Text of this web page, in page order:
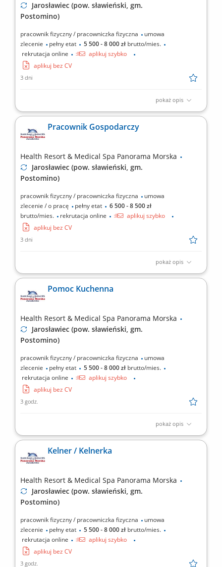
Jarosławiec (pow. sławieński, gm.
Postomino)
pracownik fizyczny / pracowniczka fizyczna
umowa
zlecenie
pełny etat 5 500 - 8 000 zł brutto/mies.
rekrutacja online
aplikuj szybko
aplikuj bez CV
3 dni
pokaż opis
Zakres obowiązków: sprzątanie i przygotowywanie pokoi
pomoc w kuchni, wykonywanie innych zadań związanych z
bieżącą obsługą hotelu.
Pracownik Gospodarczy
Health Resort & Medical Spa Panorama Morska
Jarosławiec (pow. sławieński, gm.
Postomino)
pracownik fizyczny / pracowniczka fizyczna
umowa
zlecenie / o pracę
pełny etat
6 500 - 8 500 zł
brutto/mies.
rekrutacja online
aplikuj szybko
aplikuj bez CV
3 dni
pokaż opis
Zakres obowiązków: dbanie o ogólny porządek na terenie
koszenie trawy, pielęgnacja zieleni, podlewanie roślin,
opróżnianie koszy, utrzymanie czystości ciągów
konserwacyjne i...
Pomoc Kuchenna
Health Resort & Medical Spa Panorama Morska
Jarosławiec (pow. sławieński, gm.
Postomino)
pracownik fizyczny / pracowniczka fizyczna
umowa
zlecenie
pełny etat 5 500 - 8 000 zł brutto/mies.
rekrutacja online
aplikuj szybko
aplikuj bez CV
3 godz.
pokaż opis
Zakres obowiązków: pomoc w przygotowywaniu posiłków;
pracy; zmywanie naczyń;
Kelner / Kelnerka
Health Resort & Medical Spa Panorama Morska
Jarosławiec (pow. sławieński, gm.
Postomino)
pracownik fizyczny / pracowniczka fizyczna
umowa
zlecenie
pełny etat 5 500 - 8 000 zł brutto/mies.
rekrutacja online
aplikuj szybko
aplikuj bez CV
3 godz.